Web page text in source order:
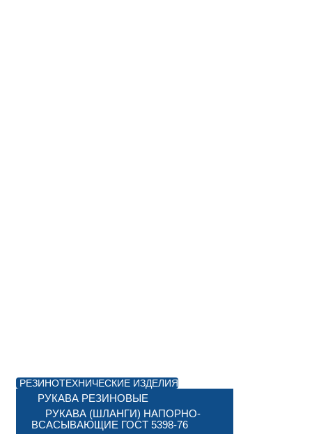
РЕЗИНОТЕХНИЧЕСКИЕ ИЗДЕЛИЯ
РУКАВА РЕЗИНОВЫЕ
РУКАВА (ШЛАНГИ) НАПОРНО-
ВСАСЫВАЮЩИЕ ГОСТ 5398-76